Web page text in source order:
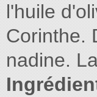
l'huile
Corinthe.
nadine.